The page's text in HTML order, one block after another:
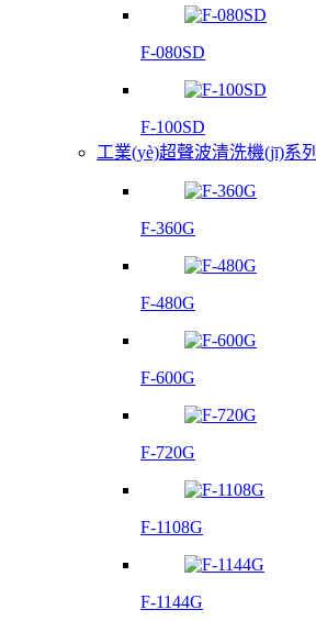
F-080SD
F-100SD
工業(yè)超聲波清洗機(jī)系列
F-360G
F-480G
F-600G
F-720G
F-1108G
F-1144G